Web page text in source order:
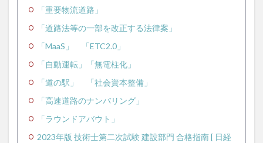
「重要物流道路」
「道路法等の一部を改正する法律案」
「MaaS」
「ETC2.0」
「自動運転」
「無電柱化」
「道の駅」
「社会資本整備」
「高速道路のナンバリング」
「ラウンドアバウト」
2023年版 技術士第二次試験 建設部門 合格指南 [ 日経